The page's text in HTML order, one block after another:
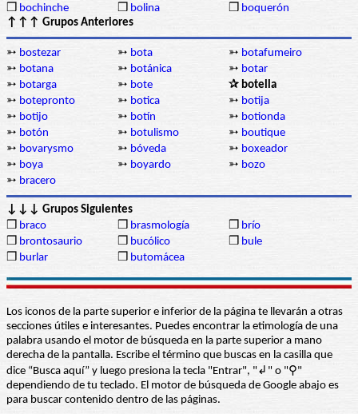
❒ bochinche ❒ bolina ❒ boquerón
↑↑↑ Grupos Anteriores
➳ bostezar ➳ bota ➳ botafumeiro
➳ botana ➳ botánica ➳ botar
➳ botarga ➳ bote
✰ botella
➳ botepronto ➳ botica ➳ botija
➳ botijo ➳ botín ➳ botionda
➳ botón ➳ botulismo ➳ boutique
➳ bovarysmo ➳ bóveda ➳ boxeador
➳ boya ➳ boyardo ➳ bozo
➳ bracero
↓↓↓ Grupos Siguientes
❒ braco ❒ brasmología ❒ brío
❒ brontosaurio ❒ bucólico ❒ bule
❒ burlar ❒ butomácea
Los iconos de la parte superior e inferior de la página te llevarán a otras
secciones útiles e interesantes. Puedes encontrar la etimología de una
palabra usando el motor de búsqueda en la parte superior a mano
derecha de la pantalla. Escribe el término que buscas en la casilla que
dice “Busca aquí” y luego presiona la tecla "Entrar", "↲" o "⚲"
dependiendo de tu teclado. El motor de búsqueda de Google abajo es
para buscar contenido dentro de las páginas.